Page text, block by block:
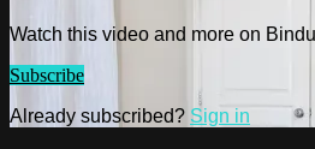
Watch this video and more on
Subscribe
Already subscribed? Sign in